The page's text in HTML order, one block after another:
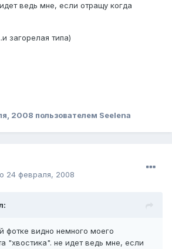
ведь мне, если отращу когда
загорелая типа)
2008 пользователем Seelena
24 февраля, 2008
фотке видно немного моего
"хвостика". не идет ведь мне, если